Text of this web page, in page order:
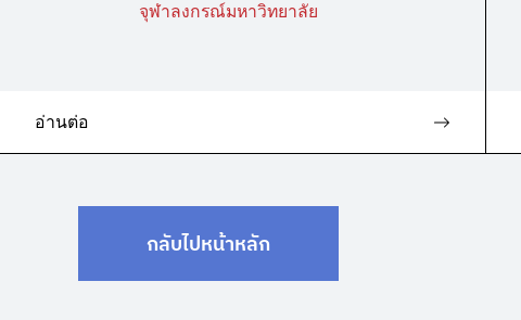
จุฬาลงกรณ์มหาวิทยาลัย
อ่านต่อ
กลับไปหน้าหลัก